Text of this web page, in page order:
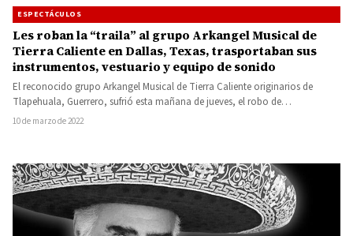
ESPECTÁCULOS
Les roban la “traila” al grupo Arkangel Musical de
Tierra Caliente en Dallas, Texas, trasportaban sus
instrumentos, vestuario y equipo de sonido
El reconocido grupo Arkangel Musical de Tierra Caliente originarios de
Tlapehuala, Guerrero, sufrió esta mañana de jueves, el robo de…
10 de marzo de 2022